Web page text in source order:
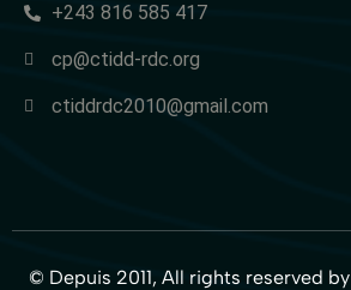
+243 816 585 417
cp@ctidd-rdc.org
ctiddrdc2010@gmail.com
© Depuis 2011, All rights reserved by